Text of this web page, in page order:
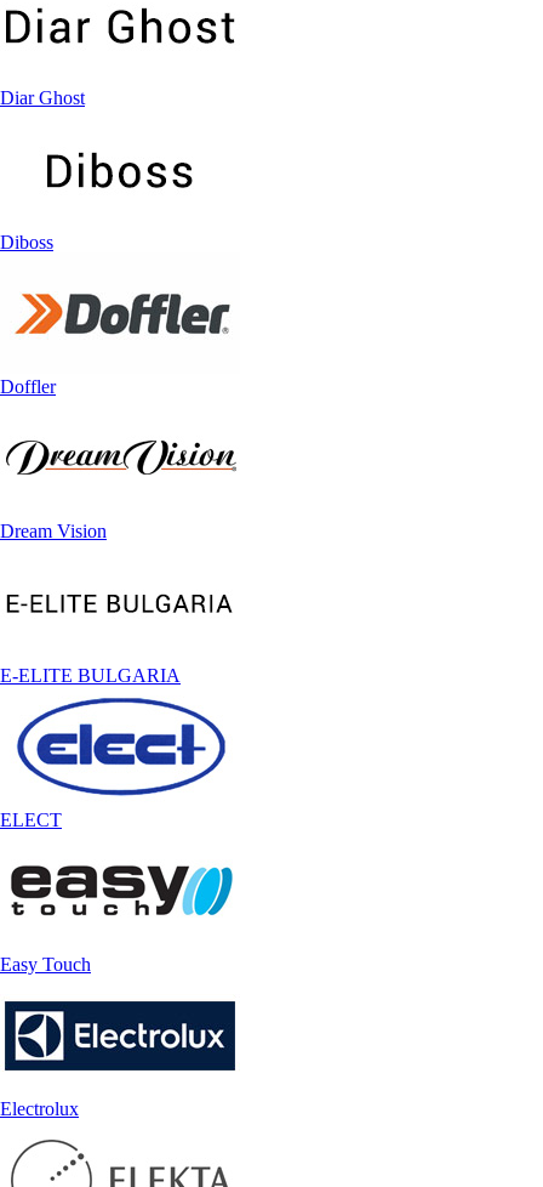
Diar Ghost
Diboss
Doffler
Dream Vision
E-ELITE BULGARIA
ELECT
Easy Touch
Electrolux